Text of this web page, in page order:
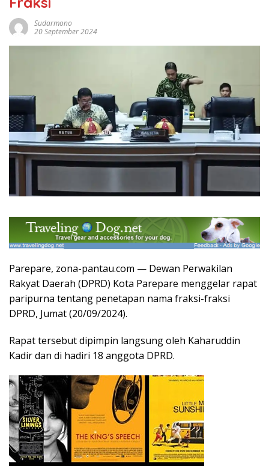
Sudarmono
20 September 2024
Parepare, zona-pantau.com — Dewan Perwakilan
Rakyat Daerah (DPRD) Kota Parepare menggelar rapat
paripurna tentang penetapan nama fraksi-fraksi
DPRD, Jumat (20/09/2024).
Rapat tersebut dipimpin langsung oleh Kaharuddin
Kadir dan di hadiri 18 anggota DPRD.